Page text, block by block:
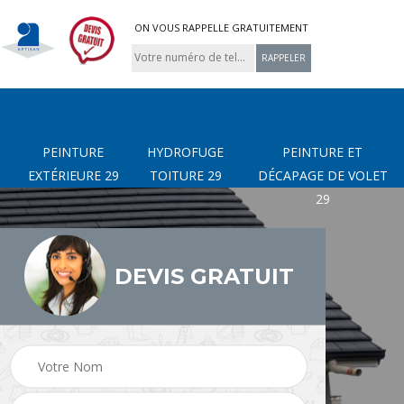
ON VOUS RAPPELLE GRATUITEMENT
PEINTURE
EXTÉRIEURE 29
HYDROFUGE
TOITURE 29
PEINTURE ET
DÉCAPAGE DE VOLET
29
Nettoyage de terrasse Peinture Extérieure 29
DEVIS GRATUIT